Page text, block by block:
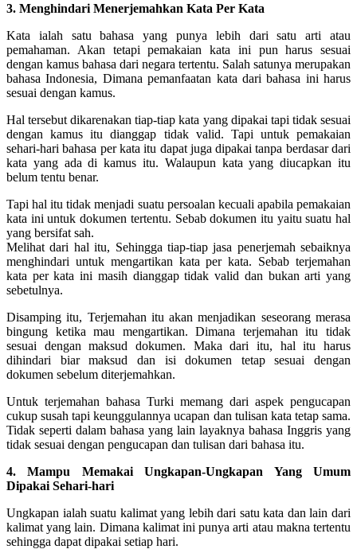
3. Menghindari Menerjemahkan Kata Per Kata
Kata ialah satu bahasa yang punya lebih dari satu arti atau
pemahaman. Akan tetapi pemakaian kata ini pun harus sesuai
dengan kamus bahasa dari negara tertentu. Salah satunya merupakan
bahasa Indonesia, Dimana pemanfaatan kata dari bahasa ini harus
sesuai dengan kamus.
Hal tersebut dikarenakan tiap-tiap kata yang dipakai tapi tidak sesuai
dengan kamus itu dianggap tidak valid. Tapi untuk pemakaian
sehari-hari bahasa per kata itu dapat juga dipakai tanpa berdasar dari
kata yang ada di kamus itu. Walaupun kata yang diucapkan itu
belum tentu benar.
Tapi hal itu tidak menjadi suatu persoalan kecuali apabila pemakaian
kata ini untuk dokumen tertentu. Sebab dokumen itu yaitu suatu hal
yang bersifat sah.
Melihat dari hal itu, Sehingga tiap-tiap jasa penerjemah sebaiknya
menghindari untuk mengartikan kata per kata. Sebab terjemahan
kata per kata ini masih dianggap tidak valid dan bukan arti yang
sebetulnya.
Disamping itu, Terjemahan itu akan menjadikan seseorang merasa
bingung ketika mau mengartikan. Dimana terjemahan itu tidak
sesuai dengan maksud dokumen. Maka dari itu, hal itu harus
dihindari biar maksud dan isi dokumen tetap sesuai dengan
dokumen sebelum diterjemahkan.
Untuk terjemahan bahasa Turki memang dari aspek pengucapan
cukup susah tapi keunggulannya ucapan dan tulisan kata tetap sama.
Tidak seperti dalam bahasa yang lain layaknya bahasa Inggris yang
tidak sesuai dengan pengucapan dan tulisan dari bahasa itu.
4. Mampu Memakai Ungkapan-Ungkapan Yang Umum
Dipakai Sehari-hari
Ungkapan ialah suatu kalimat yang lebih dari satu kata dan lain dari
kalimat yang lain. Dimana kalimat ini punya arti atau makna tertentu
sehingga dapat dipakai setiap hari.